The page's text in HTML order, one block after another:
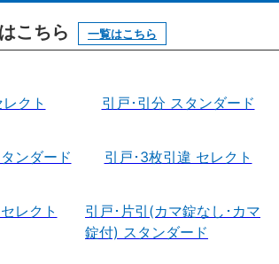
こちら 一覧はこちら
クト 引戸･引分 スタンダード
ンダード 引戸･3枚引違 セレクト
レクト
引戸･片引(カマ錠なし･カマ
錠付) スタンダード